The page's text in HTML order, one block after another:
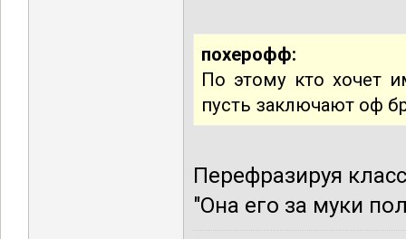
похерофф:
По этому кто хочет
пусть заключают оф
Перефразируя
"Она его за муки